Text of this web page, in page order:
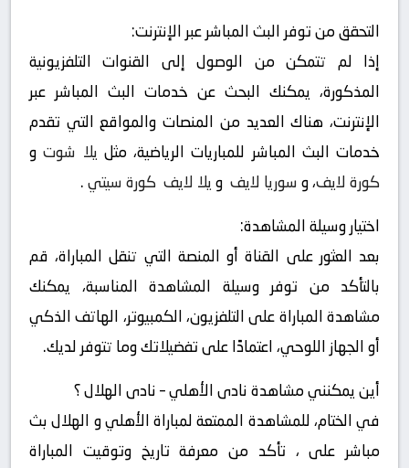
التحقق من توفر البث المباشر عبر الإنترنت:
إذا لم تتمكن من الوصول إلى القنوات التلفزيونية
المذكورة، يمكنك البحث عن خدمات البث المباشر عبر
الإنترنت، هناك العديد من المنصات والمواقع التي تقدم
خدمات البث المباشر للمباريات الرياضية، مثل يلا شوتو
كورة لايف، وسوريا لايف ويلا لايف كورة سيتي.
اختيار وسيلة المشاهدة:
بعد العثور على القناة أو المنصة التي تنقل المباراة، قم
بالتأكد من توفر وسيلة المشاهدة المناسبة، يمكنك
مشاهدة المباراة على التلفزيون، الكمبيوتر، الهاتف الذكي
أو الجهاز اللوحي، اعتمادًا على تفضيلاتك وما تتوفر لديك.
أين يمكنني مشاهدة ‎نادى الأهلي – نادى الهلال ؟
في الختام، للمشاهدة الممتعة لمباراة الأهلي و الهلال بث
مباشر على ، تأكد من معرفة تاريخ وتوقيت المباراة